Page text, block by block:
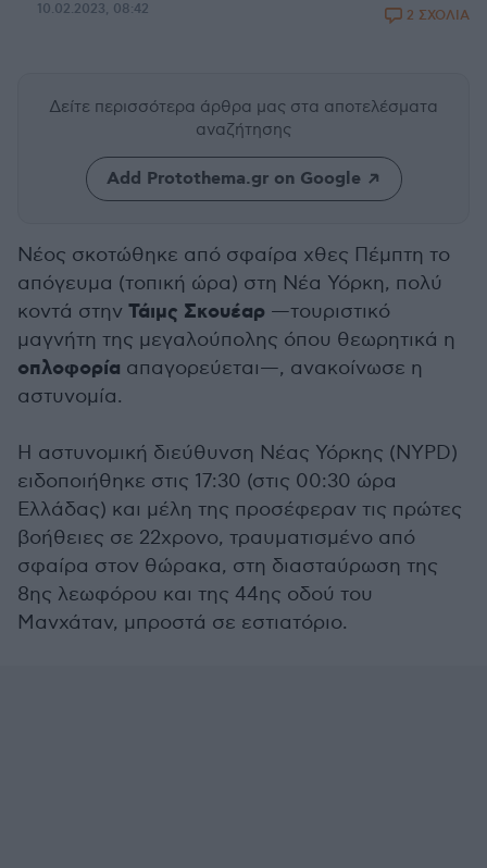
10.02.2023, 08:42 2 ΣΧΟΛΙΑ
Δείτε περισσότερα άρθρα μας στα αποτελέσματα
αναζήτησης
Add Protothema.gr on Google
Νέος σκοτώθηκε από σφαίρα χθες Πέμπτη το
απόγευμα (τοπική ώρα) στη Νέα Υόρκη, πολύ
κοντά στην Τάιμς Σκουέαρ —τουριστικό
μαγνήτη της μεγαλούπολης όπου θεωρητικά η
οπλοφορία απαγορεύεται—, ανακοίνωσε η
αστυνομία.
Η αστυνομική διεύθυνση Νέας Υόρκης (NYPD)
ειδοποιήθηκε στις 17:30 (στις 00:30 ώρα
Ελλάδας) και μέλη της προσέφεραν τις πρώτες
βοήθειες σε 22χρονο, τραυματισμένο από
σφαίρα στον θώρακα, στη διασταύρωση της
8ης λεωφόρου και της 44ης οδού του
Μανχάταν, μπροστά σε εστιατόριο.